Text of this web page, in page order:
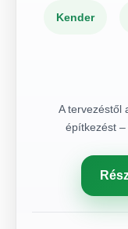
Kender
A tervezéstől
építkezést –